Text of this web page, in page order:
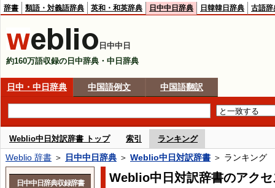
辞書 類語・対義語辞典 英和・和英辞典 日中中日辞典 日韓韓日辞典 古語辞
日中中日
約160万語収録の日中辞典・中日辞典
日中・中日辞典 中国語例文 中国語翻訳
Weblio中日対訳辞書 トップ 索引 ランキング
Weblio 辞書 ＞ 日中中日辞典 ＞ Weblio中日対訳辞書 ＞ ランキング
Weblio中日対訳辞書のアク
日中中日辞典収録辞書